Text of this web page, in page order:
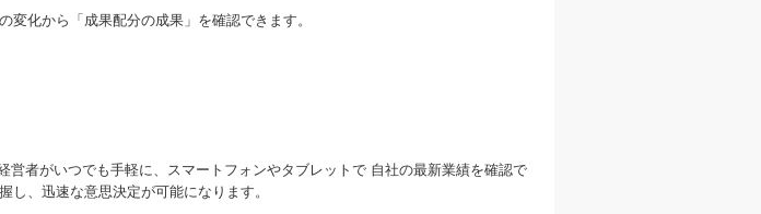
変化から「成果配分の成果」を確認できます。
営者がいつでも手軽に、スマートフォンやタブレットで 自社の最新業績を確認で
し、迅速な意思決定が可能になります。